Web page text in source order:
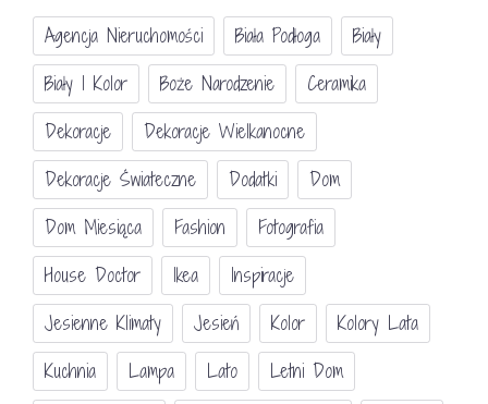
Agencja Nieruchomości Biała Podłoga
Biały
Biały I Kolor
Boże Narodzenie
Ceramika
Dekoracje
Dekoracje Wielkanocne
Dekoracje Świateczne
Dodatki
Dom
Dom Miesiąca
Fashion
Fotografia
House Doctor
Ikea
Inspiracje
Jesienne Klimaty
Jesień Kolor
Kolory Lata
Kuchnia
Lampa Lato
Letni Dom